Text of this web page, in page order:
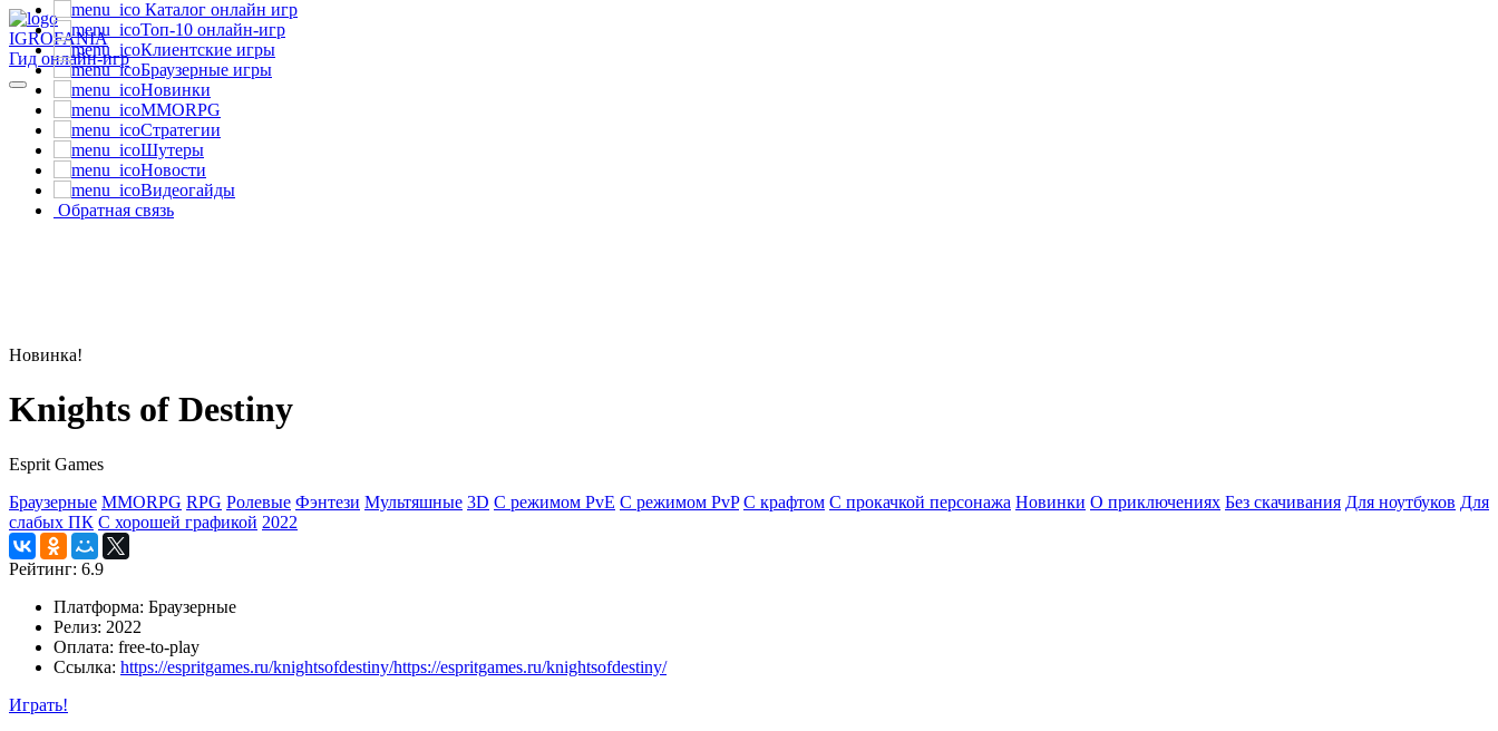
IGROFANIA
Гид онлайн-игр
Каталог онлайн игр
Топ-10 онлайн-игр
Клиентские игры
Браузерные игры
Новинки
MMORPG
Стратегии
Шутеры
Новости
Видеогайды
Обратная связь
Новинка!
Knights of Destiny
Esprit Games
Браузерные MMORPG RPG Ролевые Фэнтези Мультяшные 3D С режимом PvE С режимом PvP С крафтом С прокачкой персонажа Новинки О приключениях Без скачивания Для ноутбуков Для
слабых ПК С хорошей графикой 2022
Рейтинг: 6.9
Платформа: Браузерные
Релиз: 2022
Оплата: free-to-play
Ссылка: https://espritgames.ru/knightsofdestiny/https://espritgames.ru/knightsofdestiny/
Играть!